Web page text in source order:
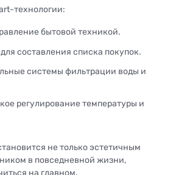
технологии:
бытовой техникой.
составления списка покупок.
системы фильтрации воды и
регулирование температуры и
не только эстетичным
в повседневной жизни,
на главном.